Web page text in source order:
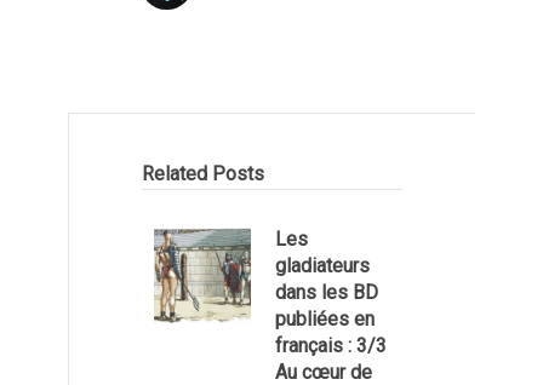
Related Posts
Les
gladiateurs
dans les BD
publiées en
français : 3/3
Au cœur de